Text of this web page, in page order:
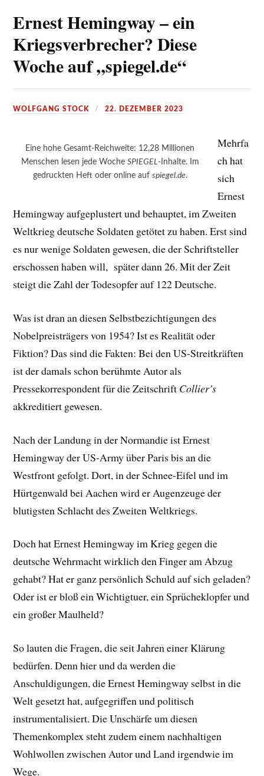
Ernest Hemingway – ein
Kriegsverbrecher? Diese
Woche auf „spiegel.de“
WOLFGANG STOCK 22. DEZEMBER 2023
Eine hohe Gesamt-Reichweite: 12,28 Millionen
Menschen lesen jede Woche SPIEGEL-Inhalte. Im
gedruckten Heft oder online auf spiegel.de.
Mehrfa
ch hat
sich
Ernest
Hemingway aufgeplustert und behauptet, im Zweiten
Weltkrieg deutsche Soldaten getötet zu haben. Erst sind
es nur wenige Soldaten gewesen, die der Schriftsteller
erschossen haben will, später dann 26. Mit der Zeit
steigt die Zahl der Todesopfer auf 122 Deutsche.
Was ist dran an diesen Selbstbezichtigungen des
Nobelpreisträgers von 1954? Ist es Realität oder
Fiktion? Das sind die Fakten: Bei den US-Streitkräften
ist der damals schon berühmte Autor als
Pressekorrespondent für die Zeitschrift Collier’s
akkreditiert gewesen.
Nach der Landung in der Normandie ist Ernest
Hemingway der US-Army über Paris bis an die
Westfront gefolgt. Dort, in der Schnee-Eifel und im
Hürtgenwald bei Aachen wird er Augenzeuge der
blutigsten Schlacht des Zweiten Weltkriegs.
Doch hat Ernest Hemingway im Krieg gegen die
deutsche Wehrmacht wirklich den Finger am Abzug
gehabt? Hat er ganz persönlich Schuld auf sich geladen?
Oder ist er bloß ein Wichtigtuer, ein Sprücheklopfer und
ein großer Maulheld?
So lauten die Fragen, die seit Jahren einer Klärung
bedürfen. Denn hier und da werden die
Anschuldigungen, die Ernest Hemingway selbst in die
Welt gesetzt hat, aufgegriffen und politisch
instrumentalisiert. Die Unschärfe um diesen
Themenkomplex steht zudem einem nachhaltigen
Wohlwollen zwischen Autor und Land irgendwie im
Wege.